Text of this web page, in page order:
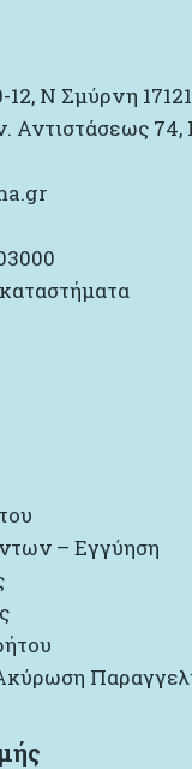
Ν Σμύρνη 17121
Αντιστάσεως 74,
– Εγγύηση